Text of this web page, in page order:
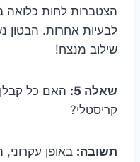
הצטברות לחות כלואה
לבעיות אחרות. הבטון
שילוב מנצח!
שאלה 5:
האם כל קבלן
קריסטלי?
תשובה: באופן עקרוני,